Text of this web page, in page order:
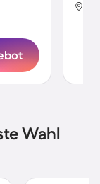
Wahl